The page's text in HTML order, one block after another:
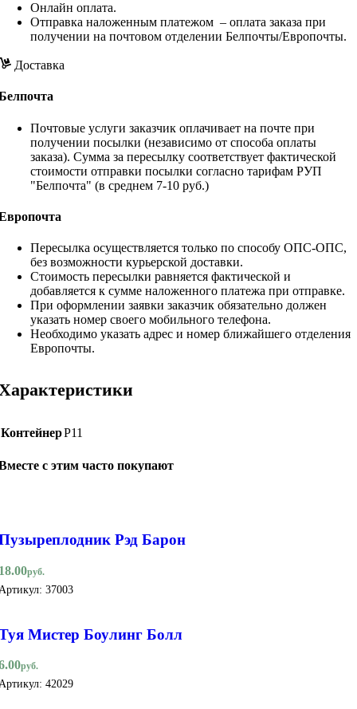
Онлайн оплата.
Отправка наложенным платежом – оплата заказа при
получении на почтовом отделении Белпочты/Европочты.
Доставка
Почтовые услуги заказчик оплачивает на почте при
получении посылки (независимо от способа оплаты
заказа). Сумма за пересылку соответствует фактической
стоимости отправки посылки согласно тарифам РУП
"Белпочта" (в среднем 7-10 руб.)
Пересылка осуществляется только по способу ОПС-ОПС,
без возможности курьерской доставки.
Стоимость пересылки равняется фактической и
добавляется к сумме наложенного платежа при отправке.
При оформлении заявки заказчик обязательно должен
указать номер своего мобильного телефона.
Необходимо указать адрес и номер ближайшего отделения
Европочты.
КонтейнерР11
с этим часто покупают
Рэд Барон
руб.
37003
Мистер Боулинг Болл
руб.
42029